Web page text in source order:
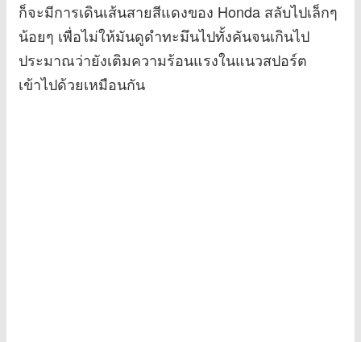
ก็จะมีการเดินเส้นสายสีแดงของ Honda สลับไปเล็กๆ
น้อยๆ เพื่อไม่ให้มันดูดำทะมึนไปทั้งคันจนเกินไป
ประมาณว่ายังเติมความร้อนแรงในแนวสปอร์ต
เข้าไปด้วยเหมือนกัน